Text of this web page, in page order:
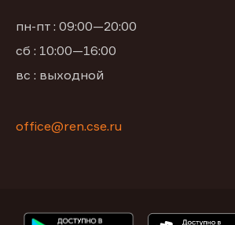
пн-пт : 09:00—20:00
сб : 10:00—16:00
вс : выходной
office@ren.cse.ru